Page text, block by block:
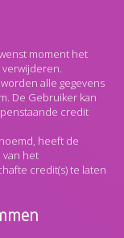
moment het
alle gegevens
De Gebruiker kan
credit
heeft de
van het
credit(s) te laten